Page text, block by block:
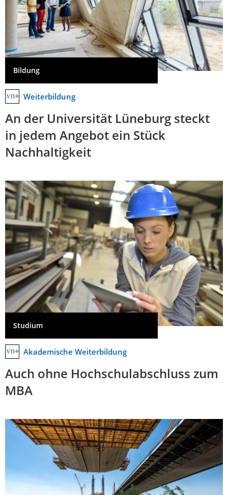
Bildung
Weiterbildung
An der Universität Lüneburg steckt
in jedem Angebot ein Stück
Nachhaltigkeit
Studium
Akademische Weiterbildung
Auch ohne Hochschulabschluss zum
MBA